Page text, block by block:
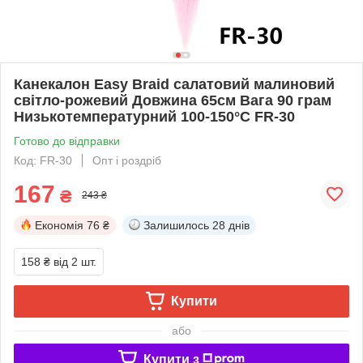
Канекалон Easy Braid салатовий малиновий
світло-рожевий Довжина 65см Вага 90 грам
Низькотемпературний 100-150°С FR-30
Готово до відправки
Код: FR-30
Опт і роздріб
167 ₴ 243 ₴
Економія 76 ₴ Залишилось 28 днів
158 ₴ від 2 шт.
Купити
або
Купити з